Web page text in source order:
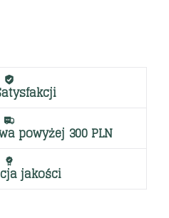
powyżej 300 PLN
jakości